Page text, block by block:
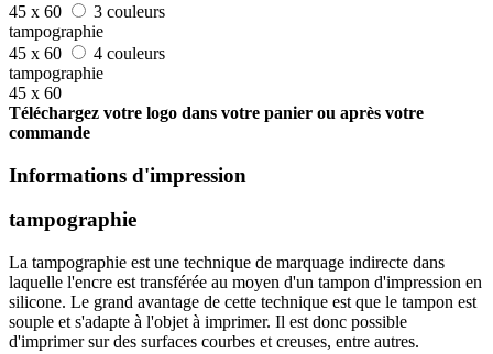
45 x 60
3 couleurs
tampographie
45 x 60
4 couleurs
tampographie
45 x 60
Téléchargez votre logo dans votre panier ou après votre
commande
Informations d'impression
tampographie
La tampographie est une technique de marquage indirecte dans
laquelle l'encre est transférée au moyen d'un tampon d'impression en
silicone. Le grand avantage de cette technique est que le tampon est
souple et s'adapte à l'objet à imprimer. Il est donc possible
d'imprimer sur des surfaces courbes et creuses, entre autres.